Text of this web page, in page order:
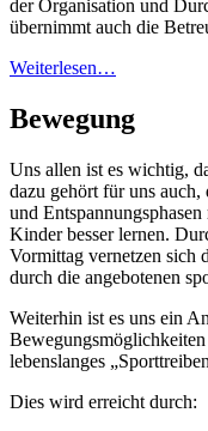
der Organisation und
übernimmt auch die
Weiterlesen…
Bewegung
Uns allen ist es wichtig,
dazu gehört für uns
und
Kinder besser lernen.
Vormittag vernetzen sich
durch die angebotenen
Weiterhin ist es uns ein
lebenslanges
Dies wird erreicht durch: